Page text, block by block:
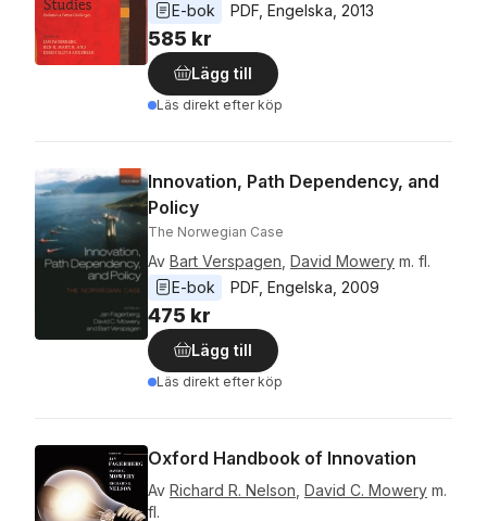
E-bok
PDF Engelska 2013
585 kr
Lägg till
Läs direkt efter köp
Innovation, Path Dependency, and
Policy
The Norwegian Case
Av Bart Verspagen David Mowery m. fl.
E-bok
PDF Engelska 2009
475 kr
Lägg till
Läs direkt efter köp
Oxford Handbook of Innovation
Av Richard R. Nelson David C. Mowery m.
fl.